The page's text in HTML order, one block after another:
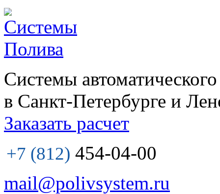
Системы
в Санкт-Петербурге и
Заказать расчет
+7 (812) 454-04-00
mail@polivsystem.ru